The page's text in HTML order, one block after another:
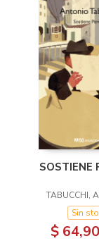
SOSTIENE
TABUCCHI,
Sin
$